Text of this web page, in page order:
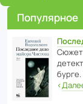
Популярное
Сюжет
‹